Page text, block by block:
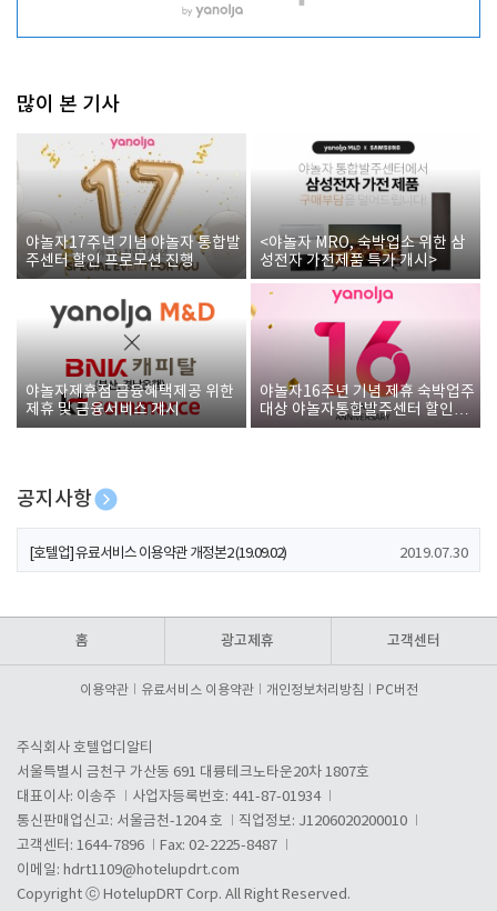
많이 본 기사
야놀자17주년 기념 야놀자 통합발
주센터 할인 프로모션 진행
<야놀자 MRO, 숙박업소 위한 삼
성전자 가전제품 특가 개시>
야놀자제휴점 금융혜택제공 위한
제휴 및 금융서비스 게시
야놀자16주년 기념 제휴 숙박업주
대상 야놀자통합발주센터 할인쿠
폰 증정
공지사항
[호텔업] 개인정보 처리방침 개정본1 (19.09.02)
[호텔업] 유료서비스 이용약관 개정본2 (19.09.02) 2019.07.30
홈 광고제휴 고객센터
이용약관 유료서비스 이용약관 개인정보처리방침 PC버전
주식회사 호텔업디알티
서울특별시 금천구 가산동 691 대륭테크노타운20차 1807호
대표이사: 이송주
사업자등록번호: 441-87-01934
통신판매업신고: 서울금천-1204 호
직업정보: J1206020200010
고객센터: 1644-7896
Fax: 02-2225-8487
이메일: hdrt1109@hotelupdrt.com
Copyright ⓒ HotelupDRT Corp. All Right Reserved.